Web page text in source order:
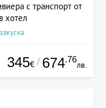
с транспорт от
хотел
345€ / 674.76
лв.